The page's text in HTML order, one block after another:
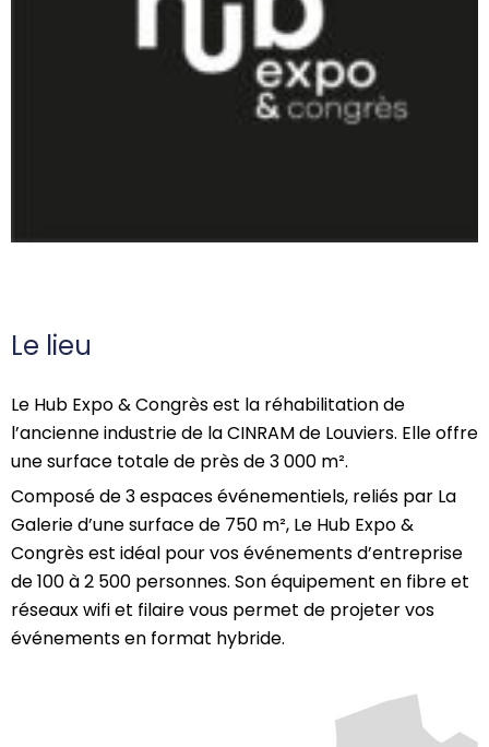
Le lieu
Le Hub Expo & Congrès est la réhabilitation de
l’ancienne industrie de la CINRAM de Louviers. Elle offre
une surface totale de près de 3 000 m².
Composé de 3 espaces événementiels, reliés par La
Galerie d’une surface de 750 m², Le Hub Expo &
Congrès est idéal pour vos événements d’entreprise
de 100 à 2 500 personnes. Son équipement en fibre et
réseaux wifi et filaire vous permet de projeter vos
événements en format hybride.